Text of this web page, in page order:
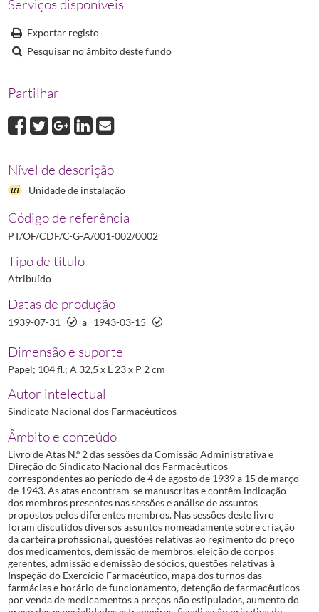
0008 Livro de Atas N.º 8 da Direção do Sindicato Nacional dos
0009
Livro de Atas da Comissão Administrativa do Sindicato Nacional
Serviços disponíveis
Exportar registo
Pesquisar no âmbito deste fundo
Partilhar
Nível de descrição
Unidade de instalação
Código de referência
PT/OF/CDF/C-G-A/001-002/0002
Tipo de título
Atribuído
Datas de produção
1939-07-31 a 1943-03-15
Dimensão e suporte
Papel; 104 fl.; A 32,5 x L 23 x P 2 cm
Autor intelectual
Sindicato Nacional dos Farmacêuticos
Âmbito e conteúdo
Livro de Atas N.º 2 das sessões da Comissão Administrativa e
Direção do Sindicato Nacional dos Farmacêuticos
correspondentes ao período de 4 de agosto de 1939 a 15 de março
de 1943. As atas encontram-se manuscritas e contêm indicação
dos membros presentes nas sessões e análise de assuntos
propostos pelos diferentes membros. Nas sessões deste livro
foram discutidos diversos assuntos nomeadamente sobre criação
da carteira profissional, questões relativas ao regimento do preço
dos medicamentos, demissão de membros, eleição de corpos
gerentes, admissão e demissão de sócios, questões relativas à
Inspeção do Exercício Farmacêutico, mapa dos turnos das
farmácias e horário de funcionamento, detenção de farmacêuticos
por venda de medicamentos a preços não estipulados, aumento do